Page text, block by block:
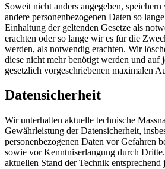
Soweit nicht anders angegeben,
andere personenbezogenen Daten so
Einhaltung der geltenden Gesetze als
erachten oder so lange wir es für die
werden, als notwendig erachten. Wir
diese nicht mehr benötigt werden und auf
gesetzlich vorgeschriebenen maximalen
Datensicherheit
Wir unterhalten aktuelle technische
Gewährleistung der Datensicherheit,
personenbezogenen Daten vor Gefahren
sowie vor Kenntniserlangung durch
aktuellen Stand der Technik entsprechend